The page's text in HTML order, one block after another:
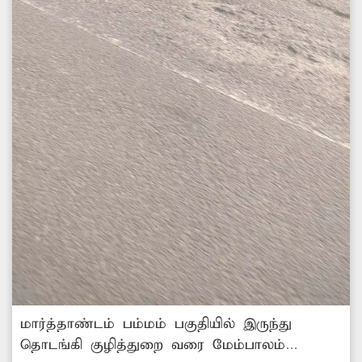
மார்த்தாண்டம் பம்மம் பகுதியில் இருந்து
தொடங்கி குழித்துறை வரை மேம்பாலம்